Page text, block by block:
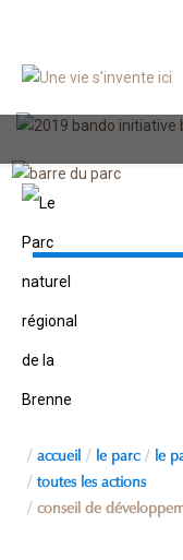
accueil le parc le
toutes les actions
conseil de